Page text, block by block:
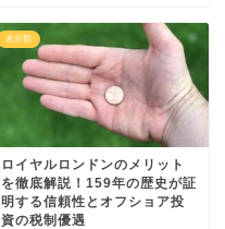
未分類
ロイヤルロンドンのメリット
を徹底解説！159年の歴史が証
明する信頼性とオフショア投
資の税制優遇